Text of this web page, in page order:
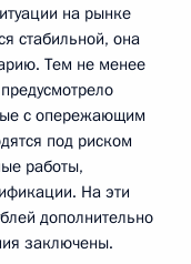
на рынке
стабильной, она
Тем не менее
с опережающим
под риском
работы,
На эти
дополнительно
заключены.